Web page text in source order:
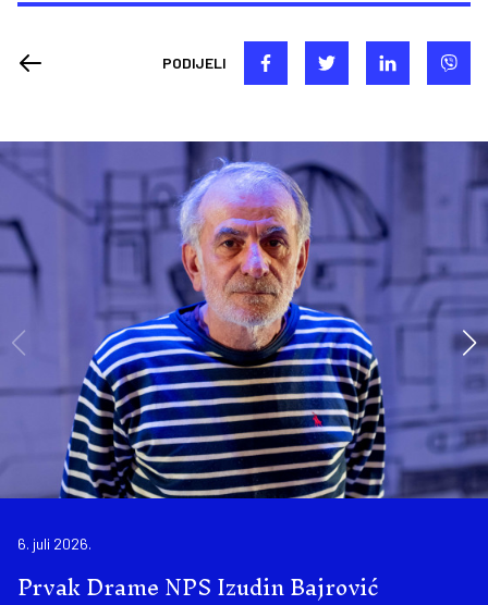
PODIJELI
6. juli 2026.
Prvak Drame NPS Izudin Bajrović